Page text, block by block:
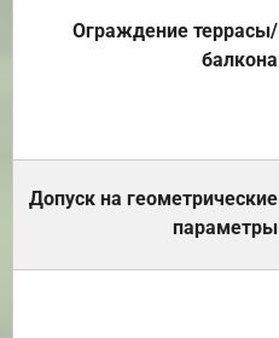
Ограждение террасы/
балкона
Допуск на геометрические
параметры